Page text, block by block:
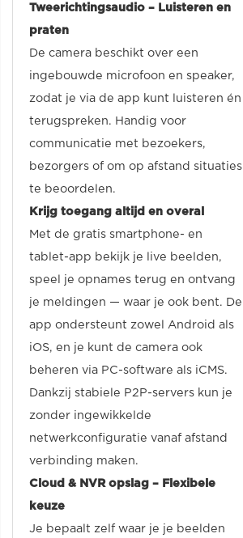
Tweerichtingsaudio – Luisteren en
praten
De camera beschikt over een
ingebouwde microfoon en speaker,
zodat je via de app kunt luisteren én
terugspreken. Handig voor
communicatie met bezoekers,
bezorgers of om op afstand situaties
te beoordelen.
Krijg toegang altijd en overal
Met de gratis smartphone- en
tablet-app bekijk je live beelden,
speel je opnames terug en ontvang
je meldingen — waar je ook bent. De
app ondersteunt zowel Android als
iOS, en je kunt de camera ook
beheren via PC-software als iCMS.
Dankzij stabiele P2P-servers kun je
zonder ingewikkelde
netwerkconfiguratie vanaf afstand
verbinding maken.
Cloud & NVR opslag – Flexibele
keuze
Je bepaalt zelf waar je je beelden